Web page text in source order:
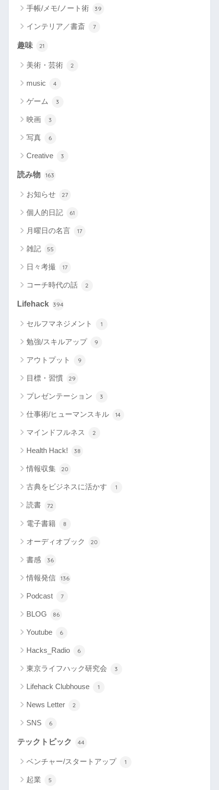
手帳/メモ/ノート術 39
インテリア／書斎 7
趣味 21
美術・芸術 2
music 4
ゲーム 3
映画 3
写真 6
Creative 3
読み物 163
お知らせ 27
個人的日記 61
月曜日の名言 17
雑記 55
日々考撮 17
コーチ時代の話 2
Lifehack 394
セルフマネジメント 1
勉強/スキルアップ 9
アウトプット 9
目標・習慣 29
プレゼンテーション 3
仕事術/ヒューマンスキル 14
マインドフルネス 2
Health Hack! 38
情報収集 20
古典をビジネスに活かす 1
読書 72
電子書籍 8
オーディオブック 20
書感 36
情報発信 136
Podcast 7
BLOG 86
Youtube 6
Hacks_Radio 6
東京ライフハック研究会 3
Lifehack Clubhouse 1
News Letter 2
SNS 6
テックトピック 44
ベンチャー/スタートアップ 1
起業 5